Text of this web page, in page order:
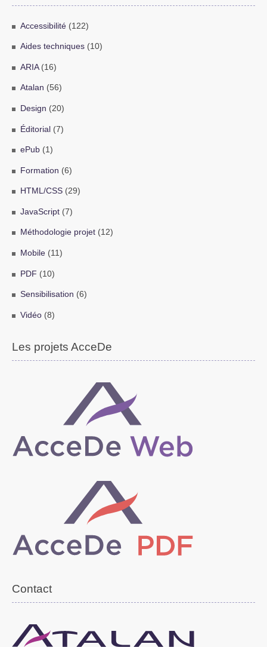
Accessibilité(122)
Aides techniques(10)
ARIA(16)
Atalan (56)
Design (20)
Éditorial(7)
ePub(1)
Formation (6)
HTML/CSS(29)
JavaScript(7)
Méthodologie projet(12)
Mobile(11)
PDF (10)
Sensibilisation (6)
Vidéo(8)
Les projets AcceDe
Contact